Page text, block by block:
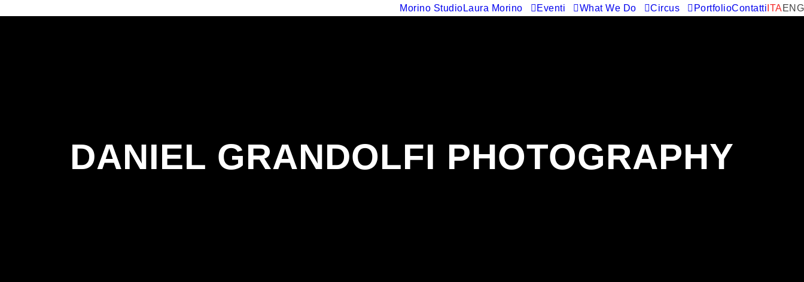
Morino Studio Laura Morino Eventi What We Do Circus PortfolioContatti ITA ENG
DANIEL GRANDOLFI PHOTOGRAPHY